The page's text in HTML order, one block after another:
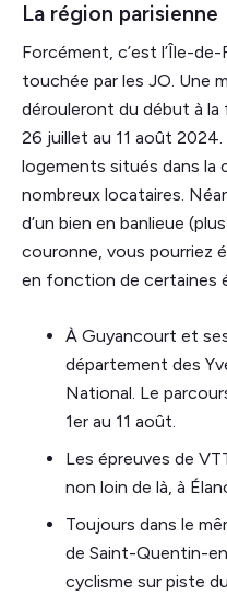
La région parisienne
Forcément, c’est l’Île-
touchée par les JO. Une
dérouleront du début à la
26 juillet au 11 août
logements situés dans la
nombreux locataires.
d’un bien en banlieue
couronne, vous pourriez
en fonction de certaines
À Guyancourt et
département des
National. Le
1er au 11 août.
Les épreuves de
non loin de là, à
Toujours dans le
de Saint-Quentin-
cyclisme sur piste